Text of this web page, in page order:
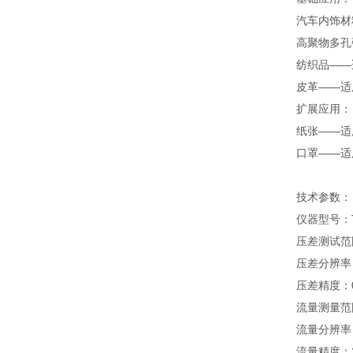
汽车内饰
高聚物多
纺织品——
皮革——适
扩展应用：
纸张——适
口罩——适
技术参数：
仪器型号
压差测试
压差分辨
压差精度
流量测量
流量分辨